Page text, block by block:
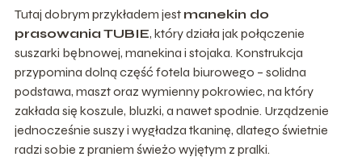
Tutaj dobrym przykładem jest manekin do
prasowania TUBIE, który działa jak połączenie
suszarki bębnowej, manekina i stojaka. Konstrukcja
przypomina dolną część fotela biurowego – solidna
podstawa, maszt oraz wymienny pokrowiec, na który
zakłada się koszule, bluzki, a nawet spodnie. Urządzenie
jednocześnie suszy i wygładza tkaninę, dlatego świetnie
radzi sobie z praniem świeżo wyjętym z pralki.